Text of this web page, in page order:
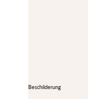
Beschilderung